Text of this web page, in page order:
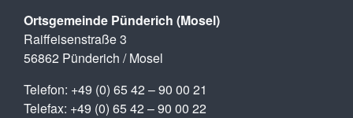
Ortsgemeinde Pünderich (Mosel)
Raiffeisenstraße 3
56862 Pünderich / Mosel
Telefon: +49 (0) 65 42 – 90 00 21
Telefax: +49 (0) 65 42 – 90 00 22